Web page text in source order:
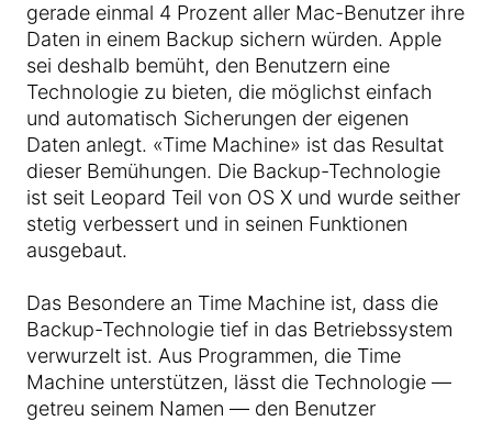
gerade einmal 4 Prozent aller Mac-Benutzer ihre
Daten in einem Backup sichern würden. Apple
sei deshalb bemüht, den Benutzern eine
Technologie zu bieten, die möglichst einfach
und automatisch Sicherungen der eigenen
Daten anlegt. «Time Machine» ist das Resultat
dieser Bemühungen. Die Backup-Technologie
ist seit Leopard Teil von OS X und wurde seither
stetig verbessert und in seinen Funktionen
ausgebaut.
Das Besondere an Time Machine ist, dass die
Backup-Technologie tief in das Betriebssystem
verwurzelt ist. Aus Programmen, die Time
Machine unterstützen, lässt die Technologie —
getreu seinem Namen — den Benutzer